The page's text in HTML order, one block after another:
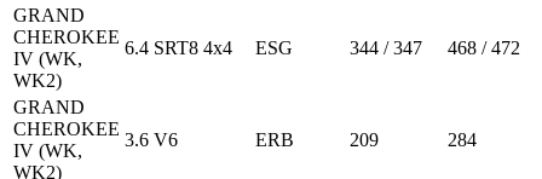
GRAND
CHEROKEE
IV (WK,
WK2)
6.4 SRT8 4x4 ESG 344 / 347 468 / 472
GRAND
CHEROKEE
IV (WK,
WK2)
3.6 V6 ERB 209 284